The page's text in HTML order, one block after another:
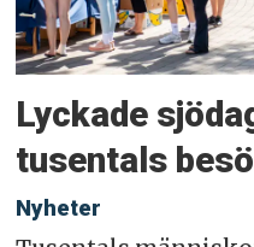
Lyckade
tusentals
Nyheter